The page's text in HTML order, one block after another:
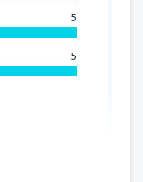
5
5